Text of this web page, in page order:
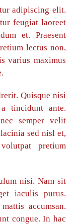
adipiscing elit.
feugiat laoreet
et. Praesent
lectus non,
varius maximus
Quisque nisi
tincidunt ante.
semper velit
sed nisl et,
pretium
nisi. Nam sit
iaculis purus.
accumsan.
congue. In hac